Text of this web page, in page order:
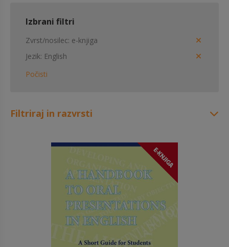
Izbrani filtri
Zvrst/nosilec e-knjiga
Jezik English
Počisti
Filtriraj in razvrsti